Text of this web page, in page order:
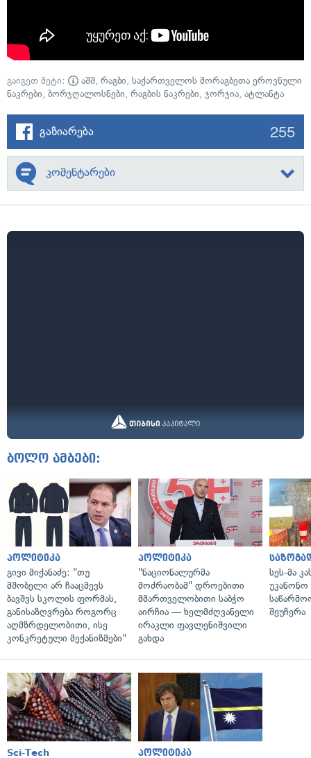
გაიგეთ მეტი: აშშ, რაგბი, საქართველოს მორაგბეთა ეროვნული
ნაკრები, ბორჯღალოსნები, რაგბის ნაკრები, ჯორჯია, ატლანტა
გაზიარება 255
კომენტარები
ბოლო ამბები:
პოლიტიკა
გივი მიქანაძე: "თუ
მშობელი არ ჩააცმევს
ბავშვს სკოლის ფორმას,
განისაზღვრება როგორც
აღმზრდელობითი, ისე
კონკრეტული მექანიზმები"
პოლიტიკა
"ნაციონალურმა
მოძრაობამ" დროებითი
მმართველობითი საბჭო
აირჩია — ხელმძღვანელი
ირაკლი ფავლენიშვილი
გახდა
სეს-მა
უკანონო
შეუჩერა
Sci-Tech პოლიტიკა